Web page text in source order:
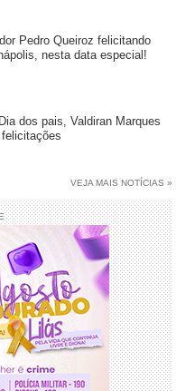
Pedro Queiroz felicitando
nesta data especial!
dos pais, Valdiran Marques
VEJA MAIS NOTÍCIAS »